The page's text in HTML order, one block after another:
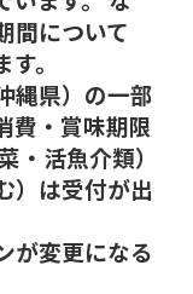
間について
。
縄県）の一部
費・賞味期限
・活魚介類）
）は受付が出
が変更になる